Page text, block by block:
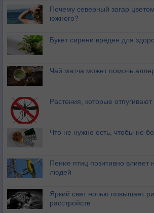
Почему северный загар
южного?
Букет сирени вреден для
Чай матча может помочь
Растения, которые
Что не нужно есть, чтобы не
Пение птиц позитивно влияет
людей
Яркий свет ночью повышает
расстройств